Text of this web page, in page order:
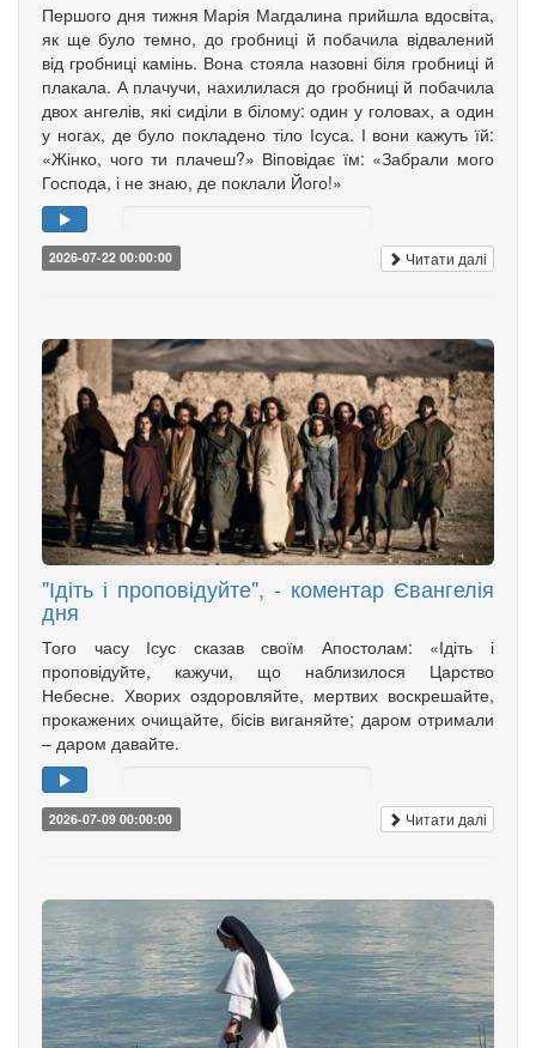
Першого дня тижня Марія Магдалина прийшла вдосвіта,
як ще було темно, до гробниці й побачила відвалений
від гробниці камінь. Вона стояла назовні біля гробниці й
плакала. А плачучи, нахилилася до гробниці й побачила
двох ангелів, які сиділи в білому: один у головах, а один
у ногах, де було покладено тіло Ісуса. І вони кажуть їй:
«Жінко, чого ти плачеш?» Віповідає їм: «Забрали мого
Господа, і не знаю, де поклали Його!»
2026-07-22 00:00:00 Читати далі
"Ідіть і проповідуйте", - коментар Євангелія
дня
Того часу Ісус сказав своїм Апостолам: «Ідіть і
проповідуйте, кажучи, що наблизилося Царство
Небесне. Хворих оздоровляйте, мертвих воскрешайте,
прокажених очищайте, бісів виганяйте; даром отримали
– даром давайте.
2026-07-09 00:00:00 Читати далі